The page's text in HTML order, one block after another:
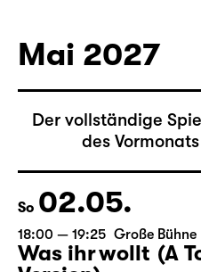
Karten
Mai 2027
Der vollständige
des